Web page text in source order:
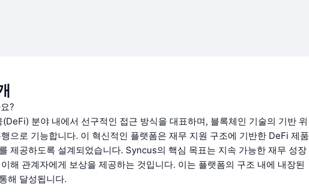
?
분야 내에서 선구적인 접근 방식을 대표하며, 블록체인 기술의 기반 위
으로 기능합니다. 이 혁신적인 플랫폼은 재무 지원 구조에 기반한 DeFi 제품
제공하도록 설계되었습니다. Syncus의 핵심 목표는 지속 가능한 재무 성장
해 관계자에게 보상을 제공하는 것입니다. 이는 플랫폼의 구조 내에 내장된
해 달성됩니다.